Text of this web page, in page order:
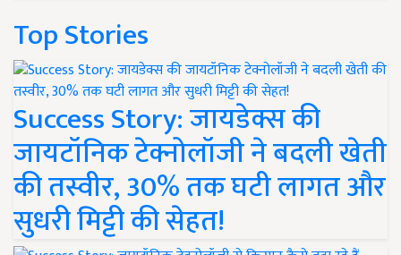
Top Stories
Success Story: जायडेक्स की
जायटॉनिक टेक्नोलॉजी ने बदली खेती
की तस्वीर, 30% तक घटी लागत और
सुधरी मिट्टी की सेहत!